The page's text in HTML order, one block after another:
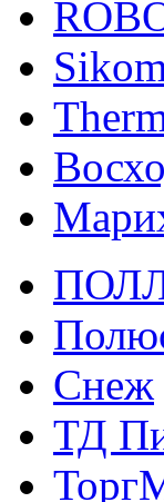
Sikom
Снеж
ТД